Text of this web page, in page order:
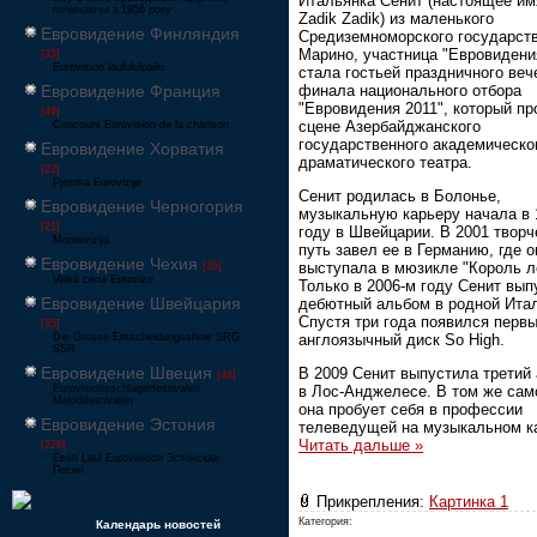
починаючи з 1956 року
Евровидение Финляндия
[33]
Eurovision laulukilpailu
Евровидение Франция
[49]
Concours Eurovision de la chanson
Евровидение Хорватия
[22]
Pjesma Eurovizije
Евровидение Черногория
[21]
Montevizija
Евровидение Чехия [26]
Velká cena Eurovize
Евровидение Швейцария
[35]
Die Grosse Entscheidungsshow SRG
SSR
Евровидение Швеция [48]
Eurovisionsschlagerfestivalen
Melodifestivalen
Евровидение Эстония
[226]
Eesti Laul Eurovisioon Эстонская
Песня
Календарь новостей
Zadik Zadik) из маленького
Средиземноморского
Марино, участница
стала гостьей праздничного
финала национального отбора
"Евровидения 2011", который
сцене Азербайджанского
государственного
драматического театра.
Сенит родилась в Болонье,
музыкальную карьеру начала в
году в Швейцарии. В 2001
путь завел ее в Германию, где
выступала в мюзикле "Король
Только в 2006-м году Сенит
дебютный альбом в родной
Спустя три года появился
англоязычный диск So High.
В 2009 Сенит выпустила
в Лос-Анджелесе. В том же
она пробует себя в профессии
телеведущей на музыкальном
Читать дальше »
Прикрепления: Картинка 1
Категория: